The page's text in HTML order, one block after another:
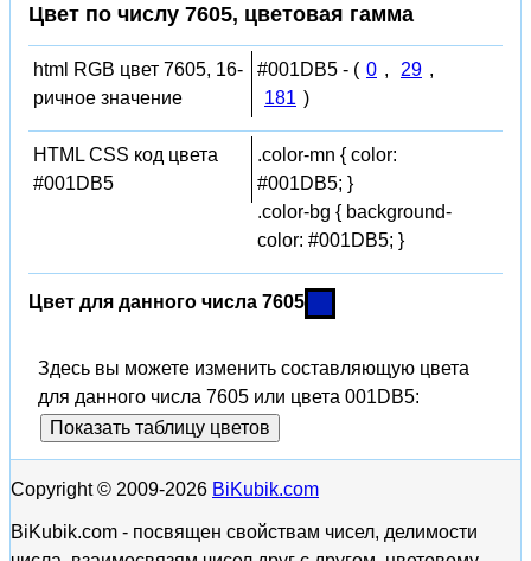
Цвет по числу 7605, цветовая гамма
html RGB цвет 7605, 16-
ричное значение
#001DB5 - ( 0 , 29 ,
181 )
HTML CSS код цвета
#001DB5
.color-mn { color:
#001DB5; }
.color-bg { background-
color: #001DB5; }
Цвет для данного числа 7605
Здесь вы можете изменить составляющую цвета
для данного числа 7605 или цвета 001DB5:
Показать таблицу цветов
Copyright © 2009-2026 BiKubik.com
BiKubik.com - посвящен свойствам чисел, делимости